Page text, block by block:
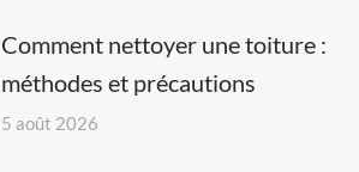
Comment nettoyer une toiture :
méthodes et précautions
5 août 2026